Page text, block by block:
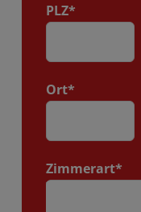
PLZ*
Ort*
Zimmerart*